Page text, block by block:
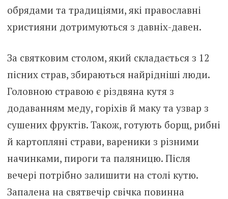
обрядами та традиціями, які православні
християни дотримуються з давніх-давен.
За святковим столом, який складається з 12
пісних страв, збираються найрідніші люди.
Головною стравою є різдвяна кутя з
додаванням меду, горіхів й маку та узвар з
сушених фруктів. Також, готують борщ, рибні
й картопляні страви, вареники з різними
начинками, пироги та паляницю. Після
вечері потрібно залишити на столі кутю.
Запалена на святвечір свічка повинна